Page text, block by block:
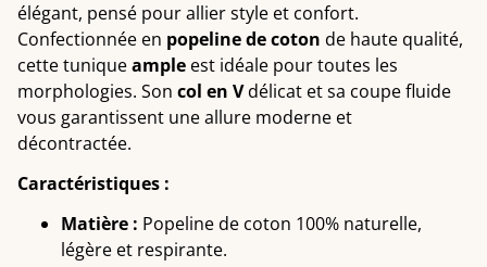
élégant, pensé pour allier style et confort.
Confectionnée en popeline de coton de haute qualité,
cette tuniqueample est idéale pour toutes les
morphologies. Son col en Vdélicat et sa coupe fluide
vous garantissent une allure moderne et
décontractée.
Caractéristiques :
Matière : Popeline de coton 100% naturelle,
légère et respirante.